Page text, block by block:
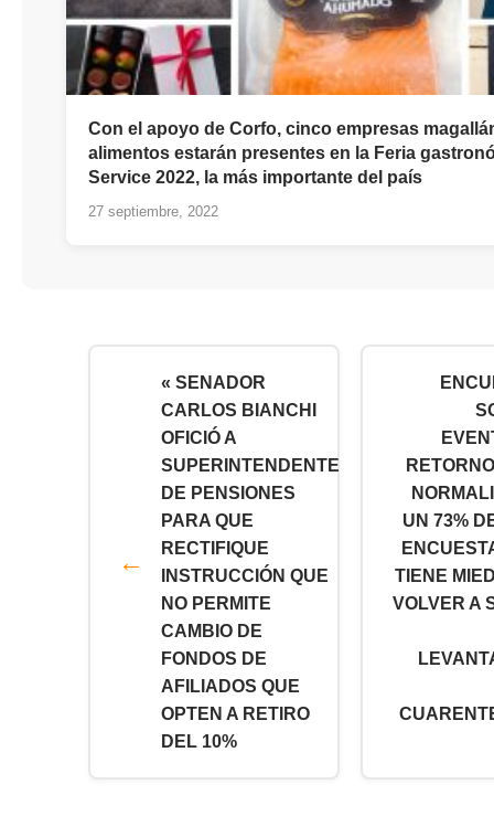
Con el apoyo de Corfo, cinco empresas
alimentos estarán presentes en la Feria
Service 2022, la más importante del país
27 septiembre, 2022
« SENADOR
CARLOS BIANCHI
OFICIÓ A
SUPERINTENDENTE
DE PENSIONES
PARA QUE
RECTIFIQUE
INSTRUCCIÓN QUE
NO PERMITE
CAMBIO DE
FONDOS DE
AFILIADOS QUE
OPTEN A RETIRO
DEL 10%
UN 73%
TIENE
VOLVER A